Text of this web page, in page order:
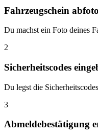
Fahrzeugschein
Du machst ein Foto deines
2
Sicherheitscodes
Du legst die
3
Abmeldebestätigung